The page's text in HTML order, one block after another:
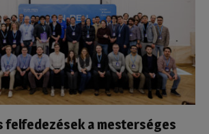
felfedezések a mesterséges